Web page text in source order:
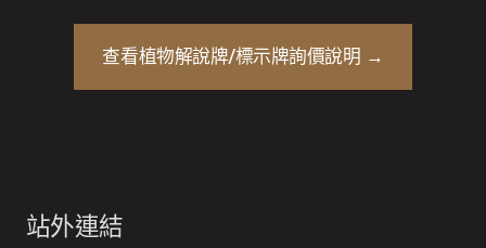
查看植物解說牌/標示牌詢價說明 →
站外連結